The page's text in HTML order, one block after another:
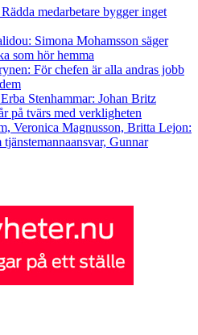
Rädda medarbetare bygger inget
Simona Mohamsson säger
som hör hemma
För chefen är alla andras jobb
Stenhammar: Johan Britz
på tvärs med verkligheten
Veronica Magnusson, Britta Lejon:
Gunnar